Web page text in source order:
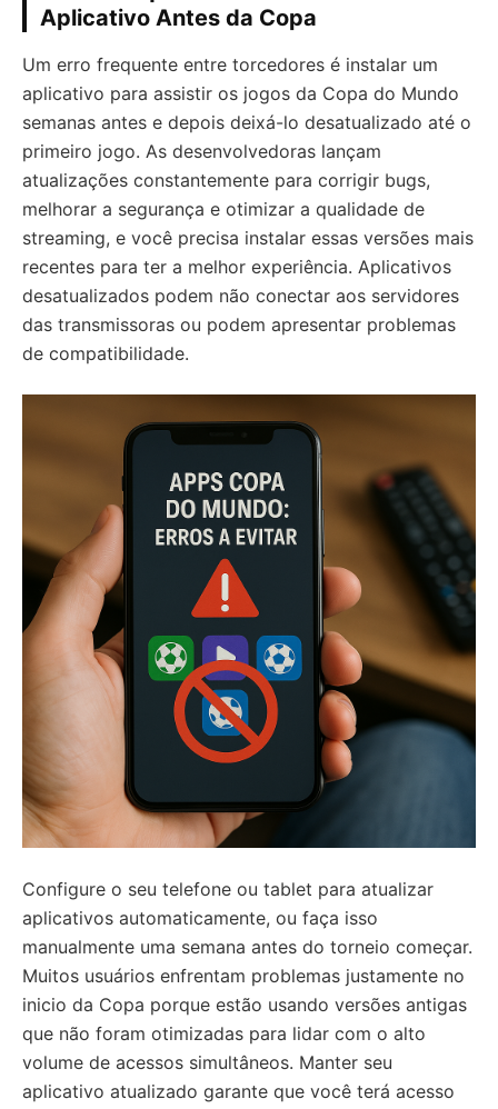
Aplicativo Antes da Copa
Um erro frequente entre torcedores é instalar um
aplicativo para assistir os jogos da Copa do Mundo
semanas antes e depois deixá-lo desatualizado até o
primeiro jogo. As desenvolvedoras lançam
atualizações constantemente para corrigir bugs,
melhorar a segurança e otimizar a qualidade de
streaming, e você precisa instalar essas versões mais
recentes para ter a melhor experiência. Aplicativos
desatualizados podem não conectar aos servidores
das transmissoras ou podem apresentar problemas
de compatibilidade.
Configure o seu telefone ou tablet para atualizar
aplicativos automaticamente, ou faça isso
manualmente uma semana antes do torneio começar.
Muitos usuários enfrentam problemas justamente no
inicio da Copa porque estão usando versões antigas
que não foram otimizadas para lidar com o alto
volume de acessos simultâneos. Manter seu
aplicativo atualizado garante que você terá acesso